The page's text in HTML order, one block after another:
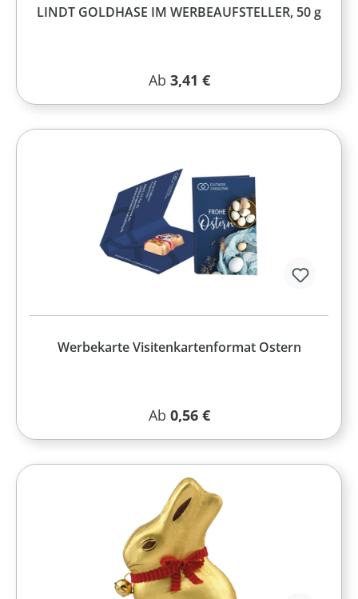
LINDT GOLDHASE IM WERBEAUFSTELLER, 50 g
Regulärer Preis:
Ab 3,41 €
Werbekarte Visitenkartenformat Ostern
Regulärer Preis:
Ab 0,56 €